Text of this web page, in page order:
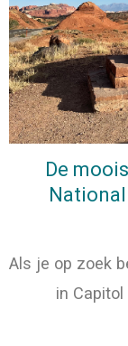
De
Als je op zoek
in